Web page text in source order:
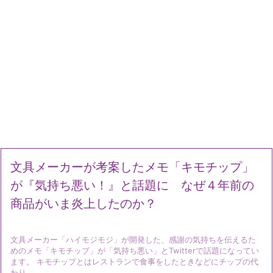
文具メーカーが考案したメモ「キモチップ」
が『気持ち悪い！』と話題に なぜ４年前の
商品がいま炎上したのか？
文具メーカー「ハイモジモジ」が開発した、感謝の気持ちを伝えるた
めのメモ「キモチップ」が「気持ち悪い」とTwitterで話題になってい
ます。 キモチップとはレストランで食事をしたときなどにチップの代